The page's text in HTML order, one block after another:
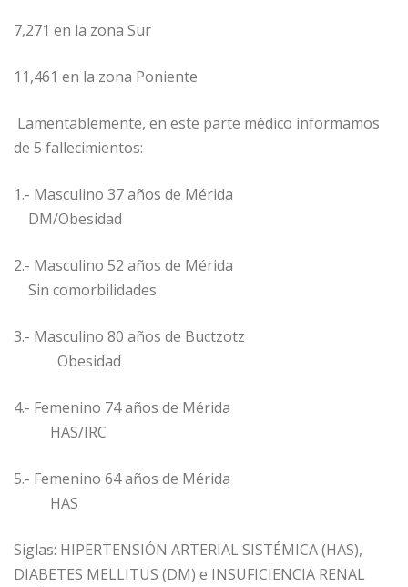
7,271 en la zona Sur
11,461 en la zona Poniente
Lamentablemente, en este parte médico informamos
de 5 fallecimientos:
1.- Masculino 37 años de Mérida
DM/Obesidad
2.- Masculino 52 años de Mérida
Sin comorbilidades
3.- Masculino 80 años de Buctzotz
Obesidad
4.- Femenino 74 años de Mérida
HAS/IRC
5.- Femenino 64 años de Mérida
HAS
Siglas: HIPERTENSIÓN ARTERIAL SISTÉMICA (HAS),
DIABETES MELLITUS (DM) e INSUFICIENCIA RENAL